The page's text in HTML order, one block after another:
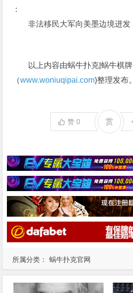
所属分类： 蜗牛扑克官网
：
非法移民大军向美墨边境进发
以上内容由蜗牛扑克|蜗牛棋牌
（www.woniuqipai.com)整理发布。
赞0 赏